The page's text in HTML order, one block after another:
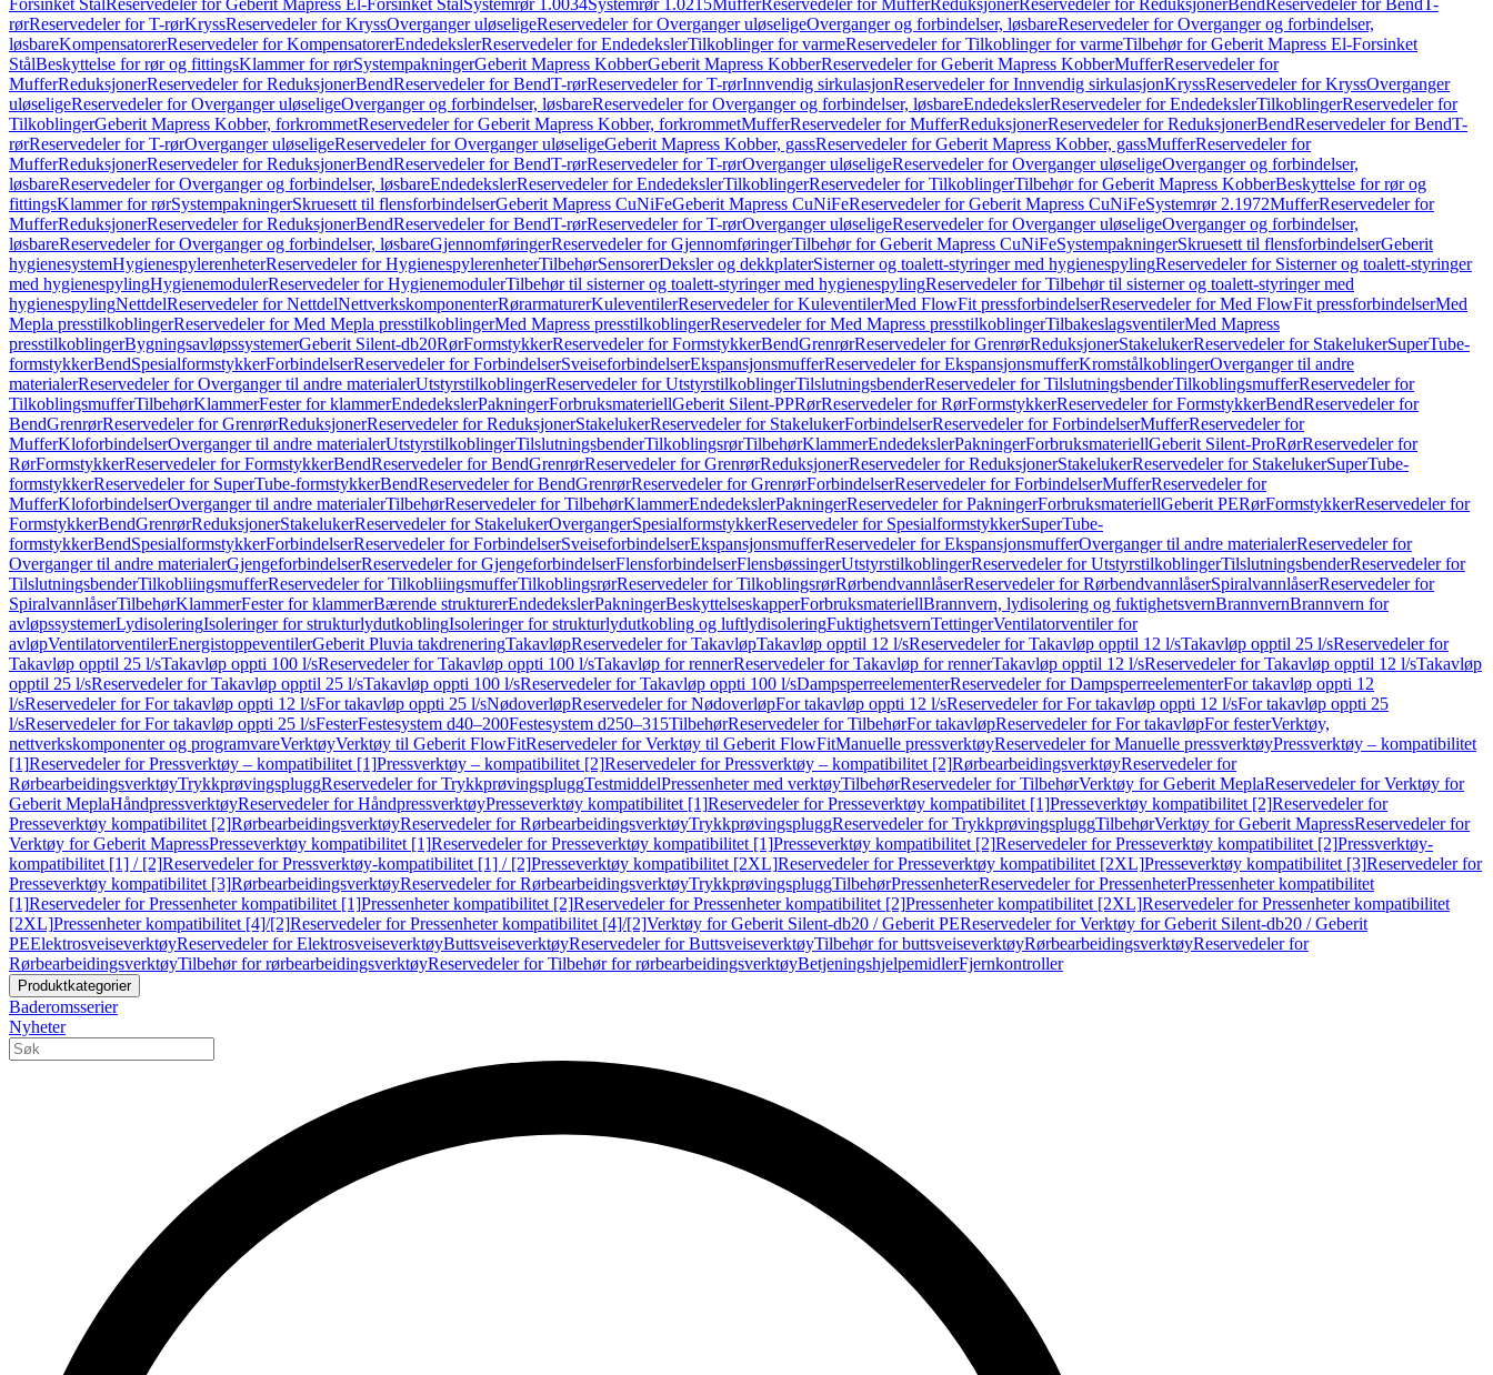
Forsinket StålReservedeler for Geberit Mapress El-Forsinket StålSystemrør 1.0034Systemrør 1.0215MufferReservedeler for MufferReduksjonerReservedeler for ReduksjonerBendReservedeler for BendT-
rørReservedeler for T-rørKryssReservedeler for KryssOverganger uløseligeReservedeler for Overganger uløseligeOverganger og forbindelser, løsbareReservedeler for Overganger og forbindelser,
løsbareKompensatorerReservedeler for KompensatorerEndedekslerReservedeler for EndedekslerTilkoblinger for varmeReservedeler for Tilkoblinger for varmeTilbehør for Geberit Mapress El-Forsinket
StålBeskyttelse for rør og fittingsKlammer for rørSystempakningerGeberit Mapress KobberGeberit Mapress KobberReservedeler for Geberit Mapress KobberMufferReservedeler for
MufferReduksjonerReservedeler for ReduksjonerBendReservedeler for BendT-rørReservedeler for T-rørInnvendig sirkulasjonReservedeler for Innvendig sirkulasjonKryssReservedeler for KryssOverganger
uløseligeReservedeler for Overganger uløseligeOverganger og forbindelser, løsbareReservedeler for Overganger og forbindelser, løsbareEndedekslerReservedeler for EndedekslerTilkoblingerReservedeler for
TilkoblingerGeberit Mapress Kobber, forkrommetReservedeler for Geberit Mapress Kobber, forkrommetMufferReservedeler for MufferReduksjonerReservedeler for ReduksjonerBendReservedeler for BendT-
rørReservedeler for T-rørOverganger uløseligeReservedeler for Overganger uløseligeGeberit Mapress Kobber, gassReservedeler for Geberit Mapress Kobber, gassMufferReservedeler for
MufferReduksjonerReservedeler for ReduksjonerBendReservedeler for BendT-rørReservedeler for T-rørOverganger uløseligeReservedeler for Overganger uløseligeOverganger og forbindelser,
løsbareReservedeler for Overganger og forbindelser, løsbareEndedekslerReservedeler for EndedekslerTilkoblingerReservedeler for TilkoblingerTilbehør for Geberit Mapress KobberBeskyttelse for rør og
fittingsKlammer for rørSystempakningerSkruesett til flensforbindelserGeberit Mapress CuNiFeGeberit Mapress CuNiFeReservedeler for Geberit Mapress CuNiFeSystemrør 2.1972MufferReservedeler for
MufferReduksjonerReservedeler for ReduksjonerBendReservedeler for BendT-rørReservedeler for T-rørOverganger uløseligeReservedeler for Overganger uløseligeOverganger og forbindelser,
løsbareReservedeler for Overganger og forbindelser, løsbareGjennomføringerReservedeler for GjennomføringerTilbehør for Geberit Mapress CuNiFeSystempakningerSkruesett til flensforbindelserGeberit
hygienesystemHygienespylerenheterReservedeler for HygienespylerenheterTilbehørSensorerDeksler og dekkplaterSisterner og toalett-styringer med hygienespylingReservedeler for Sisterner og toalett-styringer
med hygienespylingHygienemodulerReservedeler for HygienemodulerTilbehør til sisterner og toalett-styringer med hygienespylingReservedeler for Tilbehør til sisterner og toalett-styringer med
hygienespylingNettdelReservedeler for NettdelNettverkskomponenterRørarmaturerKuleventilerReservedeler for KuleventilerMed FlowFit pressforbindelserReservedeler for Med FlowFit pressforbindelserMed
Mepla presstilkoblingerReservedeler for Med Mepla presstilkoblingerMed Mapress presstilkoblingerReservedeler for Med Mapress presstilkoblingerTilbakeslagsventilerMed Mapress
presstilkoblingerBygningsavløpssystemerGeberit Silent-db20RørFormstykkerReservedeler for FormstykkerBendGrenrørReservedeler for GrenrørReduksjonerStakelukerReservedeler for StakelukerSuperTube-
formstykkerBendSpesialformstykkerForbindelserReservedeler for ForbindelserSveiseforbindelserEkspansjonsmufferReservedeler for EkspansjonsmufferKromstålkoblingerOverganger til andre
materialerReservedeler for Overganger til andre materialerUtstyrstilkoblingerReservedeler for UtstyrstilkoblingerTilslutningsbenderReservedeler for TilslutningsbenderTilkoblingsmufferReservedeler for
TilkoblingsmufferTilbehørKlammerFester for klammerEndedekslerPakningerForbruksmateriellGeberit Silent-PPRørReservedeler for RørFormstykkerReservedeler for FormstykkerBendReservedeler for
BendGrenrørReservedeler for GrenrørReduksjonerReservedeler for ReduksjonerStakelukerReservedeler for StakelukerForbindelserReservedeler for ForbindelserMufferReservedeler for
MufferKloforbindelserOverganger til andre materialerUtstyrstilkoblingerTilslutningsbenderTilkoblingsrørTilbehørKlammerEndedekslerPakningerForbruksmateriellGeberit Silent-ProRørReservedeler for
RørFormstykkerReservedeler for FormstykkerBendReservedeler for BendGrenrørReservedeler for GrenrørReduksjonerReservedeler for ReduksjonerStakelukerReservedeler for StakelukerSuperTube-
formstykkerReservedeler for SuperTube-formstykkerBendReservedeler for BendGrenrørReservedeler for GrenrørForbindelserReservedeler for ForbindelserMufferReservedeler for
MufferKloforbindelserOverganger til andre materialerTilbehørReservedeler for TilbehørKlammerEndedekslerPakningerReservedeler for PakningerForbruksmateriellGeberit PERørFormstykkerReservedeler for
FormstykkerBendGrenrørReduksjonerStakelukerReservedeler for StakelukerOvergangerSpesialformstykkerReservedeler for SpesialformstykkerSuperTube-
formstykkerBendSpesialformstykkerForbindelserReservedeler for ForbindelserSveiseforbindelserEkspansjonsmufferReservedeler for EkspansjonsmufferOverganger til andre materialerReservedeler for
Overganger til andre materialerGjengeforbindelserReservedeler for GjengeforbindelserFlensforbindelserFlensbøssingerUtstyrstilkoblingerReservedeler for UtstyrstilkoblingerTilslutningsbenderReservedeler for
TilslutningsbenderTilkobliingsmufferReservedeler for TilkobliingsmufferTilkoblingsrørReservedeler for TilkoblingsrørRørbendvannlåserReservedeler for RørbendvannlåserSpiralvannlåserReservedeler for
SpiralvannlåserTilbehørKlammerFester for klammerBærende strukturerEndedekslerPakningerBeskyttelseskapperForbruksmateriellBrannvern, lydisolering og fuktighetsvernBrannvernBrannvern for
avløpssystemerLydisoleringIsoleringer for strukturlydutkoblingIsoleringer for strukturlydutkobling og luftlydisoleringFuktighetsvernTettingerVentilatorventiler for
avløpVentilatorventilerEnergistoppeventilerGeberit Pluvia takdreneringTakavløpReservedeler for TakavløpTakavløp opptil 12 l/sReservedeler for Takavløp opptil 12 l/sTakavløp opptil 25 l/sReservedeler for
Takavløp opptil 25 l/sTakavløp oppti 100 l/sReservedeler for Takavløp oppti 100 l/sTakavløp for rennerReservedeler for Takavløp for rennerTakavløp opptil 12 l/sReservedeler for Takavløp opptil 12 l/sTakavløp
opptil 25 l/sReservedeler for Takavløp opptil 25 l/sTakavløp oppti 100 l/sReservedeler for Takavløp oppti 100 l/sDampsperreelementerReservedeler for DampsperreelementerFor takavløp oppti 12
l/sReservedeler for For takavløp oppti 12 l/sFor takavløp oppti 25 l/sNødoverløpReservedeler for NødoverløpFor takavløp oppti 12 l/sReservedeler for For takavløp oppti 12 l/sFor takavløp oppti 25
l/sReservedeler for For takavløp oppti 25 l/sFesterFestesystem d40–200Festesystem d250–315TilbehørReservedeler for TilbehørFor takavløpReservedeler for For takavløpFor festerVerktøy,
nettverkskomponenter og programvareVerktøyVerktøy til Geberit FlowFitReservedeler for Verktøy til Geberit FlowFitManuelle pressverktøyReservedeler for Manuelle pressverktøyPressverktøy – kompatibilitet
[1]Reservedeler for Pressverktøy – kompatibilitet [1]Pressverktøy – kompatibilitet [2]Reservedeler for Pressverktøy – kompatibilitet [2]RørbearbeidingsverktøyReservedeler for
RørbearbeidingsverktøyTrykkprøvingspluggReservedeler for TrykkprøvingspluggTestmiddelPressenheter med verktøyTilbehørReservedeler for TilbehørVerktøy for Geberit MeplaReservedeler for Verktøy for
Geberit MeplaHåndpressverktøyReservedeler for HåndpressverktøyPresseverktøy kompatibilitet [1]Reservedeler for Presseverktøy kompatibilitet [1]Presseverktøy kompatibilitet [2]Reservedeler for
Presseverktøy kompatibilitet [2]RørbearbeidingsverktøyReservedeler for RørbearbeidingsverktøyTrykkprøvingspluggReservedeler for TrykkprøvingspluggTilbehørVerktøy for Geberit MapressReservedeler for
Verktøy for Geberit MapressPresseverktøy kompatibilitet [1]Reservedeler for Presseverktøy kompatibilitet [1]Presseverktøy kompatibilitet [2]Reservedeler for Presseverktøy kompatibilitet [2]Pressverktøy-
kompatibilitet [1] / [2]Reservedeler for Pressverktøy-kompatibilitet [1] / [2]Presseverktøy kompatibilitet [2XL]Reservedeler for Presseverktøy kompatibilitet [2XL]Presseverktøy kompatibilitet [3]Reservedeler for
Presseverktøy kompatibilitet [3]RørbearbeidingsverktøyReservedeler for RørbearbeidingsverktøyTrykkprøvingspluggTilbehørPressenheterReservedeler for PressenheterPressenheter kompatibilitet
[1]Reservedeler for Pressenheter kompatibilitet [1]Pressenheter kompatibilitet [2]Reservedeler for Pressenheter kompatibilitet [2]Pressenheter kompatibilitet [2XL]Reservedeler for Pressenheter kompatibilitet
[2XL]Pressenheter kompatibilitet [4]/[2]Reservedeler for Pressenheter kompatibilitet [4]/[2]Verktøy for Geberit Silent-db20 / Geberit PEReservedeler for Verktøy for Geberit Silent-db20 / Geberit
PEElektrosveiseverktøyReservedeler for ElektrosveiseverktøyButtsveiseverktøyReservedeler for ButtsveiseverktøyTilbehør for buttsveiseverktøyRørbearbeidingsverktøyReservedeler for
RørbearbeidingsverktøyTilbehør for rørbearbeidingsverktøyReservedeler for Tilbehør for rørbearbeidingsverktøyBetjeningshjelpemidlerFjernkontroller
Produktkategorier
Baderomsserier
Nyheter